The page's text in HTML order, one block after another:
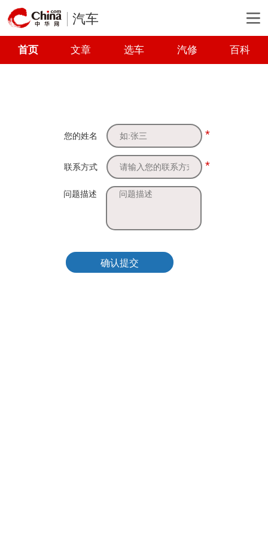
汽车
首页 文章 选车 汽修 百科
您的姓名 *
联系方式 *
问题描述
确认提交